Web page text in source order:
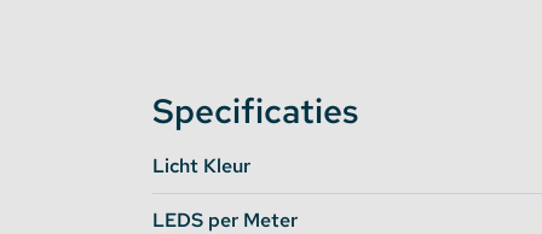
gemakkelijk welke producten u extra nodig
accessoires die geschikt zijn voor de gekozen
Om deze ledstrip binnenshuis te gebruiken
transformator uit deze combinatie is enkel
Specificaties
Licht Kleur
LEDS per Meter